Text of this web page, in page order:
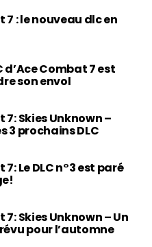
7 : le nouveau dlc en
d’Ace Combat 7 est
son envol
Skies Unknown –
3 prochains DLC
Le DLC n°3 est paré
Skies Unknown – Un
pour l’automne